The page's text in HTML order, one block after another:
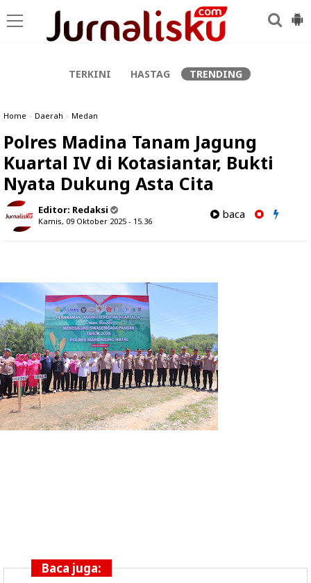
TERKINI HASTAG TRENDING
Home » Daerah » Medan
Polres Madina Tanam Jagung
Kuartal IV di Kotasiantar, Bukti
Nyata Dukung Asta Cita
Editor: Redaksi
Kamis, 09 Oktober 2025 - 15.36
baca
Baca juga: